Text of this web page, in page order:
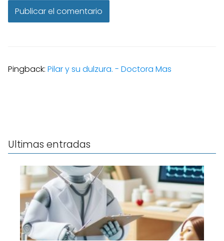
Pingback: Pilar y su dulzura. - Doctora Mas
Ultimas entradas